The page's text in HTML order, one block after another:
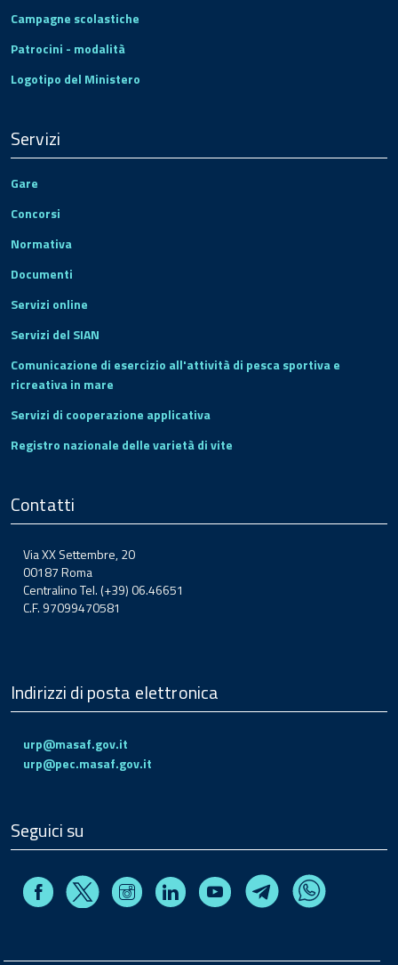
Campagne scolastiche
Patrocini - modalità
Logotipo del Ministero
Servizi
Gare
Concorsi
Normativa
Documenti
Servizi online
Servizi del SIAN
Comunicazione di esercizio all'attività di pesca sportiva e
ricreativa in mare
Servizi di cooperazione applicativa
Registro nazionale delle varietà di vite
Contatti
Via XX Settembre, 20
00187 Roma
Centralino Tel. (+39) 06.46651
C.F. 97099470581
Indirizzi di posta elettronica
urp@masaf.gov.it
urp@pec.masaf.gov.it
Seguici su
FacebookX InstagramLinkedin Youtube TelegramWhatsapp